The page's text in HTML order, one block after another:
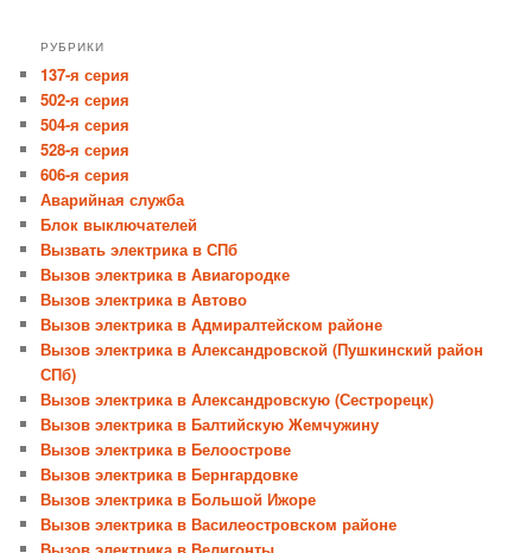
РУБРИКИ
137-я серия
502-я серия
504-я серия
528-я серия
606-я серия
Аварийная служба
Блок выключателей
Вызвать электрика в СПб
Вызов электрика в Авиагородке
Вызов электрика в Автово
Вызов электрика в Адмиралтейском районе
Вызов электрика в Александровской (Пушкинский район
СПб)
Вызов электрика в Александровскую (Сестрорецк)
Вызов электрика в Балтийскую Жемчужину
Вызов электрика в Белоострове
Вызов электрика в Бернгардовке
Вызов электрика в Большой Ижоре
Вызов электрика в Василеостровском районе